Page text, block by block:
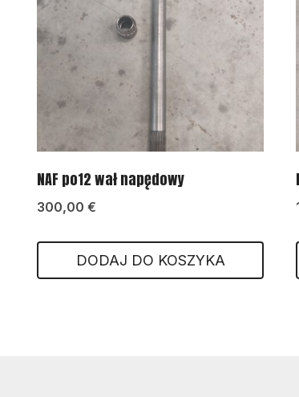
NAF po12 wał napędowy
300,00 €
DODAJ DO KOSZYKA